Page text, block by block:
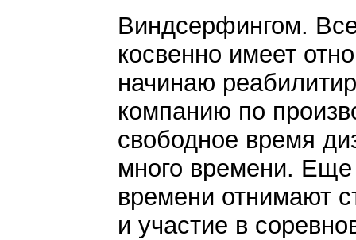
Виндсерфингом.
косвенно имеет
начинаю
компанию по
свободное время
много времени.
времени отнимают
и участие в